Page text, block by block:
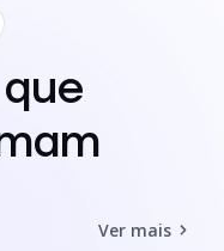
Ver mais